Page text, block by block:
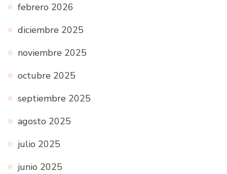
febrero 2026
diciembre 2025
noviembre 2025
octubre 2025
septiembre 2025
agosto 2025
julio 2025
junio 2025